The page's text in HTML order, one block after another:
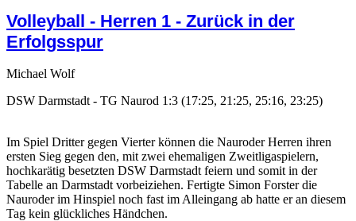
Volleyball - Herren 1 - Zurück in der
Erfolgsspur
Michael Wolf
DSW Darmstadt - TG Naurod 1:3 (17:25, 21:25, 25:16, 23:25)
Im Spiel Dritter gegen Vierter können die Nauroder Herren ihren
ersten Sieg gegen den, mit zwei ehemaligen Zweitligaspielern,
hochkarätig besetzten DSW Darmstadt feiern und somit in der
Tabelle an Darmstadt vorbeiziehen. Fertigte Simon Forster die
Nauroder im Hinspiel noch fast im Alleingang ab hatte er an diesem
Tag kein glückliches Händchen.